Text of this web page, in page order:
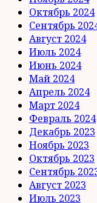
Октябрь 2024
Сентябрь
Август 2024
Июль 2024
Июнь 2024
Май 2024
Апрель 2024
Март 2024
Февраль 2024
Декабрь 2023
Ноябрь 2023
Октябрь 2023
Сентябрь
Август 2023
Июль 2023